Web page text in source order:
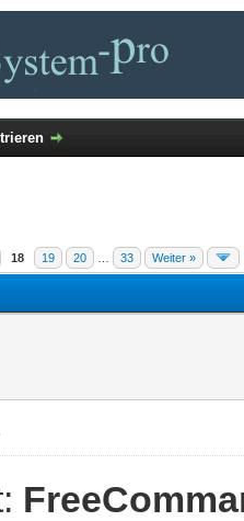
18 19 20 33 Weiter »